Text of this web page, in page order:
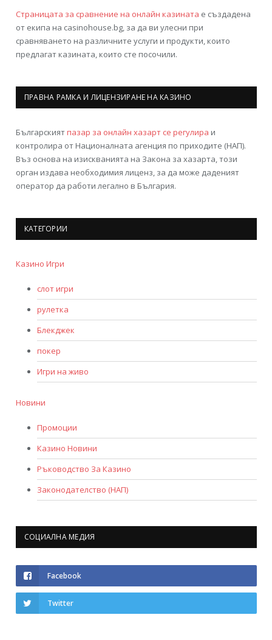
Страницата за сравнение на онлайн казината е създадена
от екипа на casinohouse.bg, за да ви улесни при
сравняването на различните услуги и продукти, които
предлагат казината, които сте посочили.
ПРАВНА РАМКА И ЛИЦЕНЗИРАНЕ НА КАЗИНО
Българскиятпазар за онлайн хазарт се регулира и
контролира от Националната агенция по приходите (НАП).
Въз основа на изискванията на Закона за хазарта, този
орган издава необходимия лиценз, за да може даденият
оператор да работи легално в България.
КАТЕГОРИИ
Казино Игри
слот игри
рулетка
Блекджек
покер
Игри на живо
Новини
Промоции
Казино Новини
Ръководство За Казино
Законодателство (НАП)
СОЦИАЛНА МЕДИЯ
Facebook
Twitter